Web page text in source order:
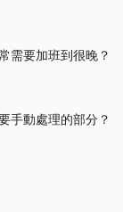
需要加班到很晚？
手動處理的部分？